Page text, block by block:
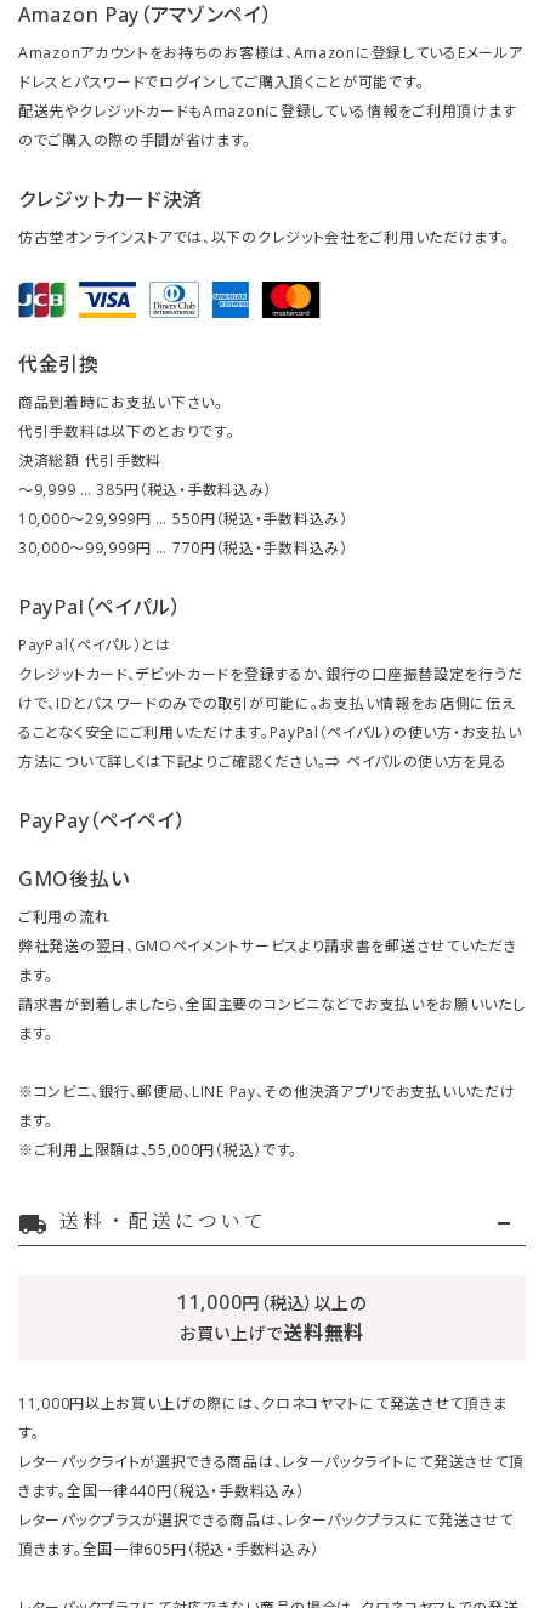
Amazon Pay（アマゾンペイ）
Amazonアカウントをお持ちのお客様は、Amazonに登録しているEメールア
ドレスとパスワードでログインしてご購入頂くことが可能です。
配送先やクレジットカードもAmazonに登録している情報をご利用頂けます
のでご購入の際の手間が省けます。
クレジットカード決済
仿古堂オンラインストアでは、以下のクレジット会社をご利用いただけます。
代金引換
商品到着時にお支払い下さい。
代引手数料は以下のとおりです。
決済総額 代引手数料
～9,999 … 385円（税込・手数料込み）
10,000～29,999円 … 550円（税込・手数料込み）
30,000～99,999円 … 770円（税込・手数料込み）
PayPal（ペイパル）
PayPal（ペイパル）とは
クレジットカード、デビットカードを登録するか、銀行の口座振替設定を行うだ
けで、IDとパスワードのみでの取引が可能に。お支払い情報をお店側に伝え
ることなく安全にご利用いただけます。PayPal（ペイパル）の使い方・お支払い
方法について詳しくは下記よりご確認ください。⇒ ペイパルの使い方を見る
PayPay（ペイペイ）
GMO後払い
ご利用の流れ
弊社発送の翌日、GMOペイメントサービスより請求書を郵送させていただき
ます。
請求書が到着しましたら、全国主要のコンビニなどでお支払いをお願いいたし
ます。
※コンビニ、銀行、郵便局、LINE Pay、その他決済アプリでお支払いいただけ
ます。
※ご利用上限額は、55,000円（税込）です。
local_shipping 送料・配送について
11,000円（税込）以上の
お買い上げで送料無料
11,000円以上お買い上げの際には、クロネコヤマトにて発送させて頂きま
す。
レターパックライトが選択できる商品は、レターパックライトにて発送させて頂
きます。全国一律440円（税込・手数料込み）
レターパックプラスが選択できる商品は、レターパックプラスにて発送させて
頂きます。全国一律605円（税込・手数料込み）